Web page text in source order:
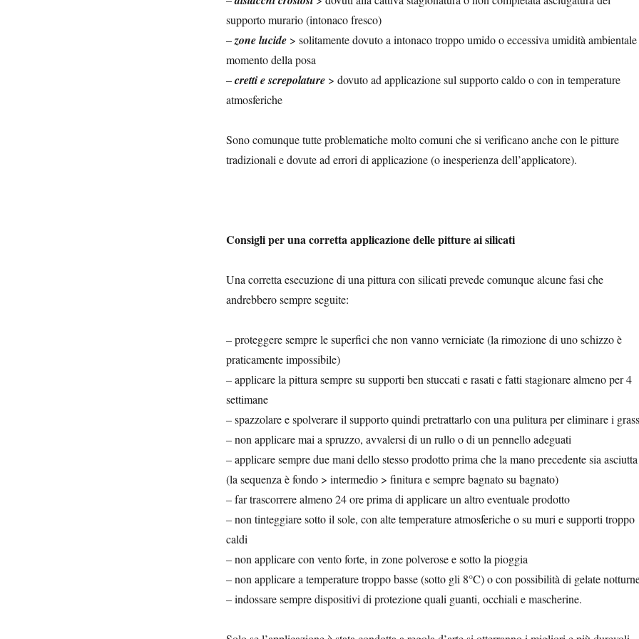
supporto murario (intonaco fresco)
–zone lucide> solitamente dovuto a intonaco troppo umido o eccessiva umidità
momento della posa
–cretti e screpolature> dovuto ad applicazione sul supporto caldo o con in temperature
atmosferiche
Sono comunque tutte problematiche molto comuni che si verificano anche con le pitture
tradizionali e dovute ad errori di applicazione (o inesperienza dell’applicatore).
Consigli per una corretta applicazione delle pitture ai silicati
Una corretta esecuzione di una pittura con silicati prevede comunque alcune fasi che
andrebbero sempre seguite:
– proteggere sempre le superfici che non vanno verniciate (la rimozione di uno schizzo è
praticamente impossibile)
– applicare la pittura sempre su supporti ben stuccati e rasati e fatti stagionare almeno per 4
settimane
– spazzolare e spolverare il supporto quindi pretrattarlo con una pulitura per eliminare i
– non applicare mai a spruzzo, avvalersi di un rullo o di un pennello adeguati
– applicare sempre due mani dello stesso prodotto prima che la mano precedente sia asciutta
(la sequenza è fondo > intermedio > finitura e sempre bagnato su bagnato)
– far trascorrere almeno 24 ore prima di applicare un altro eventuale prodotto
– non tinteggiare sotto il sole, con alte temperature atmosferiche o su muri e supporti troppo
caldi
– non applicare con vento forte, in zone polverose e sotto la pioggia
– non applicare a temperature troppo basse (sotto gli 8°C) o con possibilità di gelate
– indossare sempre dispositivi di protezione quali guanti, occhiali e mascherine.